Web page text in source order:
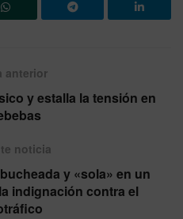
anterior
y estalla la tensión en
noticia
y «sola» en un
indignación contra el